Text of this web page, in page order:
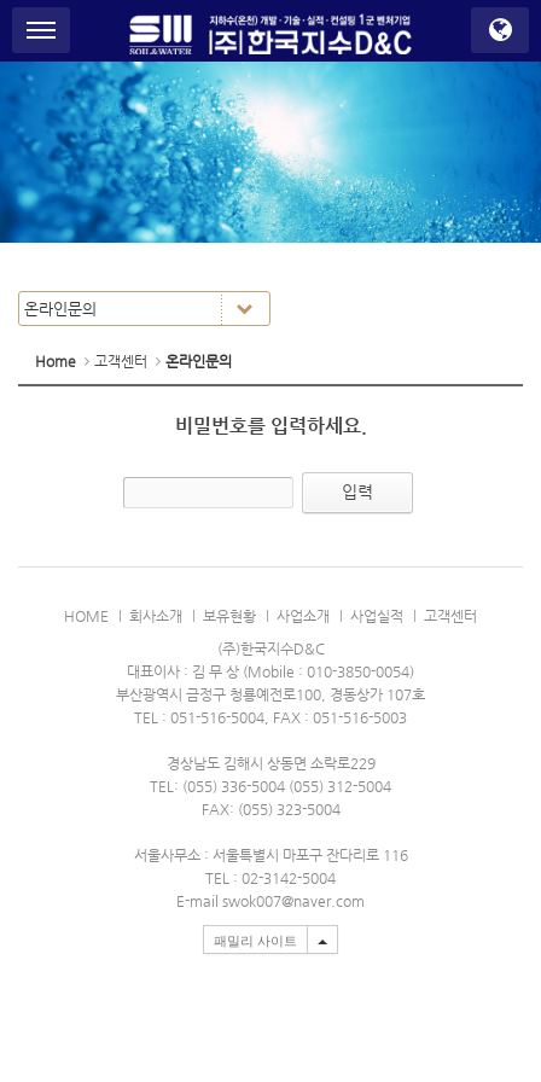
메뉴 건너뛰기
S
P
o
m
o
i
o
Home 고객센터 온라인문의
비밀번호를 입력하세요.
HOME 회사소개 보유현황 사업소개 사업실적
고객센터
(주)한국지수D&C
대표이사 : 김 무 상 (Mobile : 010-3850-0054)
부산광역시 금정구 청룡예전로100, 경동상가 107호
TEL : 051-516-5004, FAX : 051-516-5003
경상남도 김해시 상동면 소락로229
TEL: (055) 336-5004 (055) 312-5004
FAX: (055) 323-5004
서울사무소 : 서울특별시 마포구 잔다리로 116
TEL : 02-3142-5004
E-mail swok007@naver.com
패밀리 사이트